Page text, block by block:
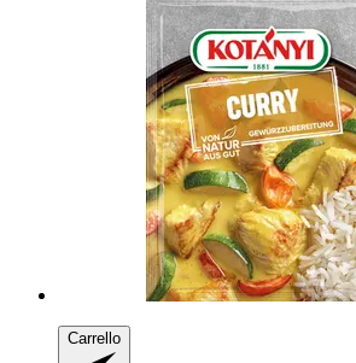
Carrello